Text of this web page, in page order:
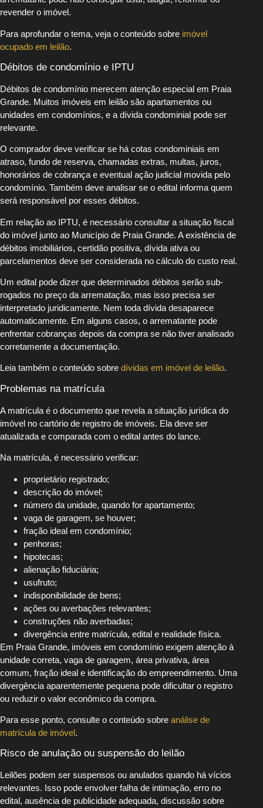
revender o imóvel.
Para aprofundar o tema, veja o conteúdo sobre imóvel
ocupado em leilão.
Débitos de condomínio e IPTU
Débitos de condomínio merecem atenção especial em Praia
Grande. Muitos imóveis em leilão são apartamentos ou
unidades em condomínios, e a dívida condominial pode ser
relevante.
O comprador deve verificar se há cotas condominiais em
atraso, fundo de reserva, chamadas extras, multas, juros,
honorários de cobrança e eventual ação judicial movida pelo
condomínio. Também deve analisar se o edital informa quem
será responsável por esses débitos.
Em relação ao IPTU, é necessário consultar a situação fiscal
do imóvel junto ao Município de Praia Grande. A existência de
débitos imobiliários, certidão positiva, dívida ativa ou
parcelamentos deve ser considerada no cálculo do custo real.
Um edital pode dizer que determinados débitos serão sub-
rogados no preço da arrematação, mas isso precisa ser
interpretado juridicamente. Nem toda dívida desaparece
automaticamente. Em alguns casos, o arrematante pode
enfrentar cobranças depois da compra se não tiver analisado
corretamente a documentação.
Leia também o conteúdo sobre dívidas em imóvel de leilão.
Problemas na matrícula
A matrícula é o documento que revela a situação jurídica do
imóvel no cartório de registro de imóveis. Ela deve ser
atualizada e comparada com o edital antes do lance.
Na matrícula, é necessário verificar:
proprietário registrado;
descrição do imóvel;
número da unidade, quando for apartamento;
vaga de garagem, se houver;
fração ideal em condomínio;
penhoras;
hipotecas;
alienação fiduciária;
usufruto;
indisponibilidade de bens;
ações ou averbações relevantes;
construções não averbadas;
divergência entre matrícula, edital e realidade física.
Em Praia Grande, imóveis em condomínio exigem atenção à
unidade correta, vaga de garagem, área privativa, área
comum, fração ideal e identificação do empreendimento. Uma
divergência aparentemente pequena pode dificultar o registro
ou reduzir o valor econômico da compra.
Para esse ponto, consulte o conteúdo sobre análise de
matrícula de imóvel.
Risco de anulação ou suspensão do leilão
Leilões podem ser suspensos ou anulados quando há vícios
relevantes. Isso pode envolver falha de intimação, erro no
edital, ausência de publicidade adequada, discussão sobre